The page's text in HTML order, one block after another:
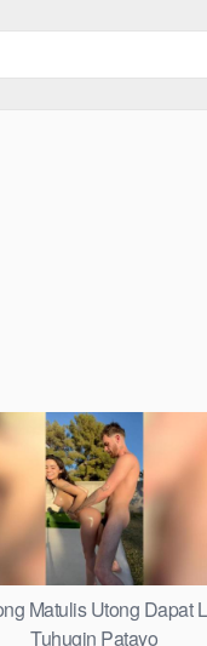
Matulis Utong Dapat
Tuhugin Patayo